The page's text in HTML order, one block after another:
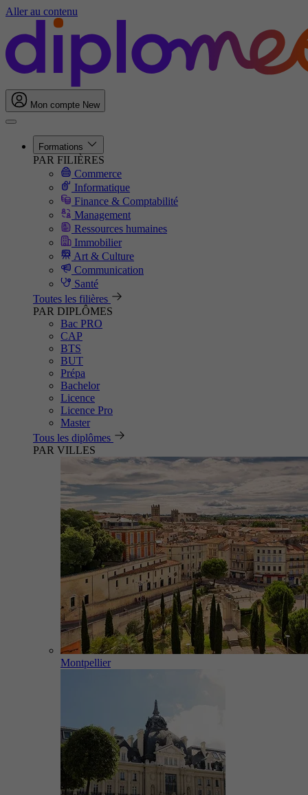
Aller au contenu
Mon compte New
Formations
PAR FILIÈRES
Commerce
Informatique
Finance & Comptabilité
Management
Ressources humaines
Immobilier
Art & Culture
Communication
Santé
Toutes les filières
PAR DIPLÔMES
Bac PRO
CAP
BTS
BUT
Prépa
Bachelor
Licence
Licence Pro
Master
Tous les diplômes
PAR VILLES
Montpellier